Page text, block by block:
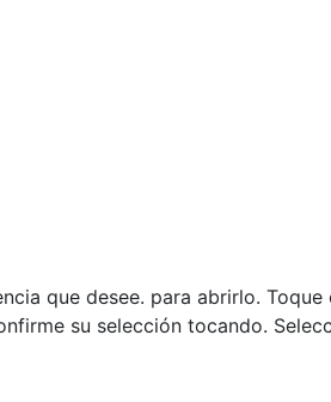
que desee. para abrirlo. Toque
su selección tocando.